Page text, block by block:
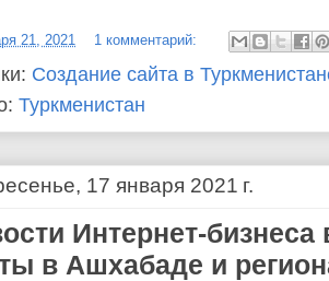
21, 2021 1 комментарий:
Создание сайта в
Туркменистан
17 января 2021 г.
Интернет-
в Ашхабаде и